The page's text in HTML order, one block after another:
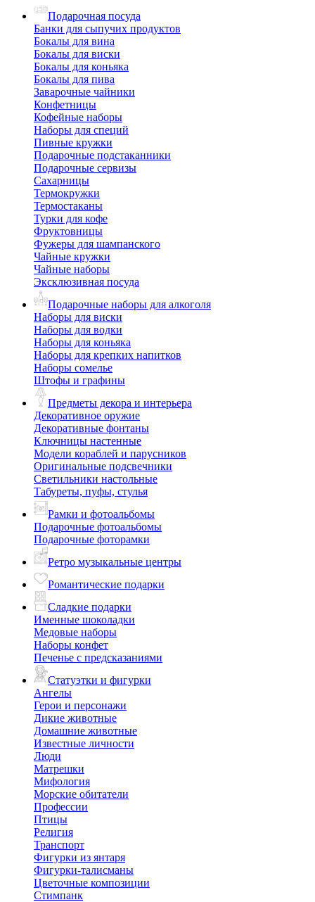
Подарочная посуда
Банки для сыпучих продуктов
Бокалы для вина
Бокалы для виски
Бокалы для коньяка
Бокалы для пива
Заварочные чайники
Конфетницы
Кофейные наборы
Наборы для специй
Пивные кружки
Подарочные подстаканники
Подарочные сервизы
Сахарницы
Термокружки
Термостаканы
Турки для кофе
Фруктовницы
Фужеры для шампанского
Чайные кружки
Чайные наборы
Эксклюзивная посуда
Подарочные наборы для алкоголя
Наборы для виски
Наборы для водки
Наборы для коньяка
Наборы для крепких напитков
Наборы сомелье
Штофы и графины
Предметы декора и интерьера
Декоративное оружие
Декоративные фонтаны
Ключницы настенные
Модели кораблей и парусников
Оригинальные подсвечники
Светильники настольные
Табуреты, пуфы, стулья
Рамки и фотоальбомы
Подарочные фотоальбомы
Подарочные фоторамки
Ретро музыкальные центры
Романтические подарки
Сладкие подарки
Именные шоколадки
Медовые наборы
Наборы конфет
Печенье с предсказаниями
Статуэтки и фигурки
Ангелы
Герои и персонажи
Дикие животные
Домашние животные
Известные личности
Люди
Матрешки
Мифология
Морские обитатели
Профессии
Птицы
Религия
Транспорт
Фигурки из янтаря
Фигурки-талисманы
Цветочные композиции
Стимпанк